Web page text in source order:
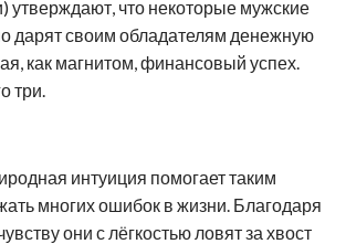
утверждают, что некоторые мужские
дарят своим обладателям денежную
как магнитом, финансовый успех.
три.
интуиция помогает таким
многих ошибок в жизни. Благодаря
они с лёгкостью ловят за хвост